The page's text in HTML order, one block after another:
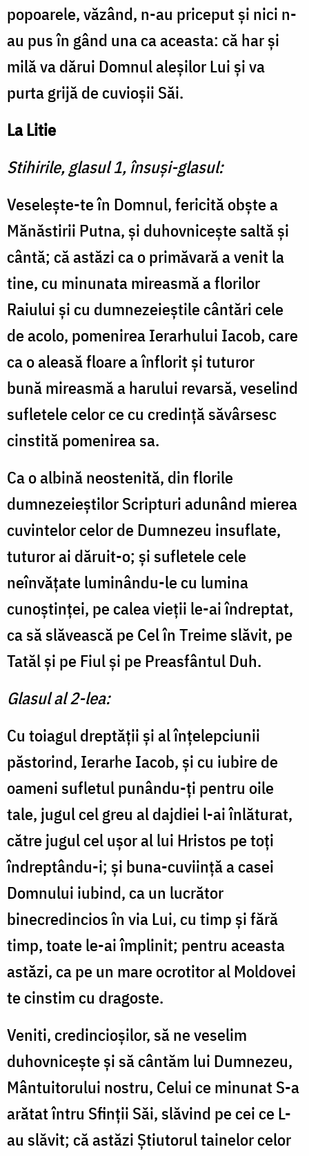
popoarele, văzând, n-au pri­ceput şi nici n-
au pus în gând una ca aceasta: că har și
milă va dărui Domnul aleşilor Lui și va
purta grijă de cuvioşii Săi.
La Litie
Stihirile, glasul 1, însuşi-glasul:
Veselește-te în Domnul, fericită obşte a
Mănăstirii Putna, și duhovnicește saltă și
cântă; că astăzi ca o primăvară a venit la
tine, cu minunata mireasmă a florilor
Raiului și cu dumnezeieștile cântări cele
de acolo, pomenirea Ierarhului Iacob, care
ca o aleasă floare a înflorit și tuturor
bună mireasmă a harului revarsă, veselind
sufletele celor ce cu credinţă săvârsesc
cinstită pomenirea sa.
Ca o albină neostenită, din florile
dumnezeieştilor Scrip­turi adunând mierea
cuvintelor celor de Dumnezeu insuflate,
tuturor ai dăruit-o; și sufletele cele
neînvățate luminându-le cu lumina
cunoştinţei, pe calea vieţii le-ai îndreptat,
ca să slăvească pe Cel în Treime slăvit, pe
Tatăl şi pe Fiul şi pe Preasfântul Duh.
Glasul al 2-lea:
Cu toiagul dreptăţii şi al înţelepciunii
păstorind, Ierarhe Iacob, și cu iubire de
oameni sufletul punându-ţi pentru oile
tale, jugul cel greu al dajdiei l-ai înlăturat,
către jugul cel uşor al lui Hristos pe toţi
îndreptându-i; şi buna-cuviință a casei
Domnului iubind, ca un lucrător
binecredincios în via Lui, cu timp şi fără
timp, toate le-ai împlinit; pentru aceasta
astăzi, ca pe un mare ocrotitor al Moldovei
te cinstim cu dragoste.
Veniti, credincioşilor, să ne veselim
duhovnicește și să cântăm lui Dumnezeu,
Mântuitorului nostru, Celui ce minunat S-a
arătat întru Sfinţii Săi, slăvind pe cei ce L-
au slăvit; că astăzi Ştiutorul tainelor celor